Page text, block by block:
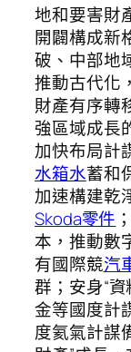
地和要害財
開闢構成新
破、中部地
推動古代化
財產有序轉
強區域成長
加快布局計
水箱水蓄和
加速構建乾
Skoda零件
本，推動數
有國際競汽
群；安身“
金等國度計
度氦氣計謀